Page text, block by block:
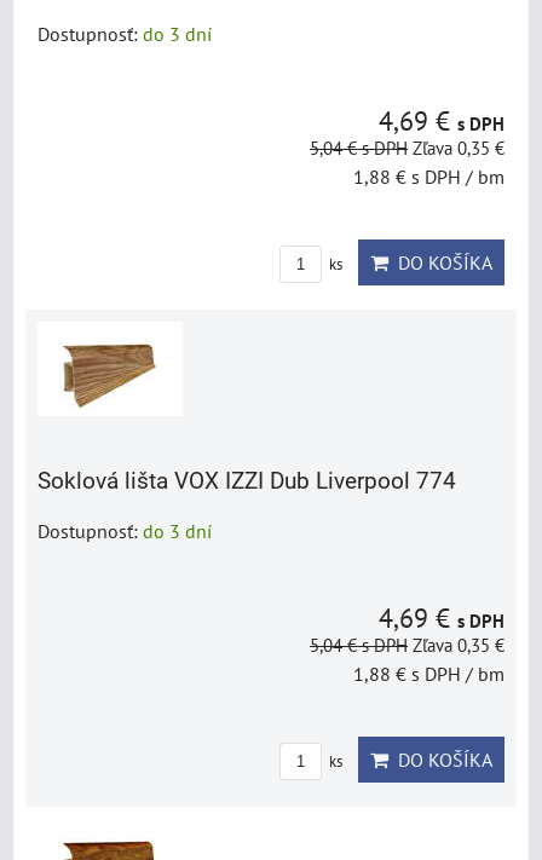
Dostupnosť: do 3 dní
4,69 € s DPH
5,04 €s DPH Zľava 0,35 €
1,88 € s DPH / bm
ks DO KOŠÍKA
Soklová lišta VOX IZZI Dub Liverpool 774
Dostupnosť: do 3 dní
4,69 € s DPH
5,04 €s DPH Zľava 0,35 €
1,88 € s DPH / bm
ks DO KOŠÍKA